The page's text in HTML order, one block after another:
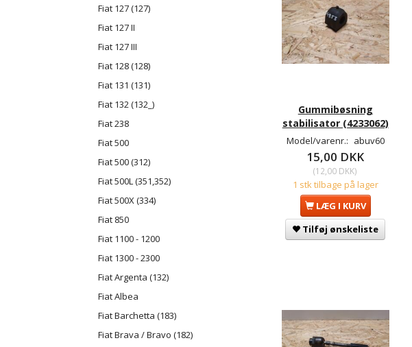
Fiat 127 (127)
Fiat 127 II
Fiat 127 III
Fiat 128 (128)
Fiat 131 (131)
Fiat 132 (132_)
Fiat 238
Fiat 500
Fiat 500 (312)
Fiat 500L (351,352)
Fiat 500X (334)
Fiat 850
Fiat 1100 - 1200
Fiat 1300 - 2300
Fiat Argenta (132)
Fiat Albea
Fiat Barchetta (183)
Fiat Brava / Bravo (182)
Gummibøsning
stabilisator (4233062)
Model/varenr.: abuv60
15,00 DKK
(12,00 DKK)
1 stk tilbage på lager
LÆG I KURV
Tilføj ønskeliste